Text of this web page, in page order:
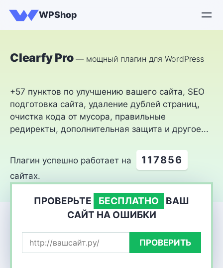
WPShop
Clearfy Pro — мощный плагин для WordPress
+57 пунктов по улучшению вашего сайта, SEO
подготовка сайта, удаление дублей страниц,
очистка кода от мусора, правильные
редиректы, дополнительная защита и другое...
Плагин успешно работает на 117856
сайтах.
ПРОВЕРЬТЕ БЕСПЛАТНО
ВАШ
САЙТ НА ОШИБКИ
ПРОВЕРИТЬ